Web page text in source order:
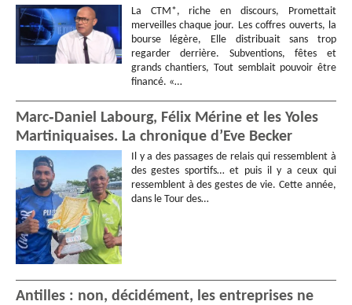
La CTM*, riche en discours, Promettait
merveilles chaque jour. Les coffres ouverts, la
bourse légère, Elle distribuait sans trop
regarder derrière. Subventions, fêtes et
grands chantiers, Tout semblait pouvoir être
financé. «…
Marc‑Daniel Labourg, Félix Mérine et les Yoles
Martiniquaises. La chronique d’Eve Becker
Il y a des passages de relais qui ressemblent à
des gestes sportifs… et puis il y a ceux qui
ressemblent à des gestes de vie. Cette année,
dans le Tour des…
Antilles : non, décidément, les entreprises ne